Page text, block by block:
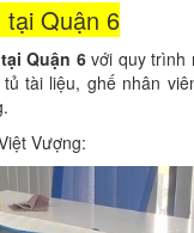
tại Quận 6
Quận 6với quy trình
tài liệu, ghế nhân
Vượng: